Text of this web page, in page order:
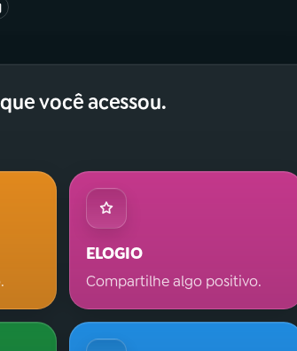
você acessou.
ELOGIO
Compartilhe algo positivo.